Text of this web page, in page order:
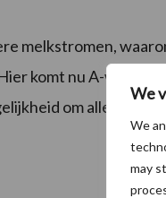
We
We
may
melkstromen,
komt nu A-ware
om alle